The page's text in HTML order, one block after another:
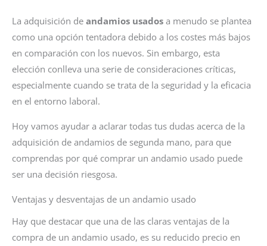
La adquisición de andamios usados a menudo se plantea
como una opción tentadora debido a los costes más bajos
en comparación con los nuevos. Sin embargo, esta
elección conlleva una serie de consideraciones críticas,
especialmente cuando se trata de la seguridad y la eficacia
en el entorno laboral.
Hoy vamos ayudar a aclarar todas tus dudas acerca de la
adquisición de andamios de segunda mano, para que
comprendas por qué comprar un andamio usado puede
ser una decisión riesgosa.
Ventajas y desventajas de un andamio usado
Hay que destacar que una de las claras ventajas de la
compra de un andamio usado, es su reducido precio en